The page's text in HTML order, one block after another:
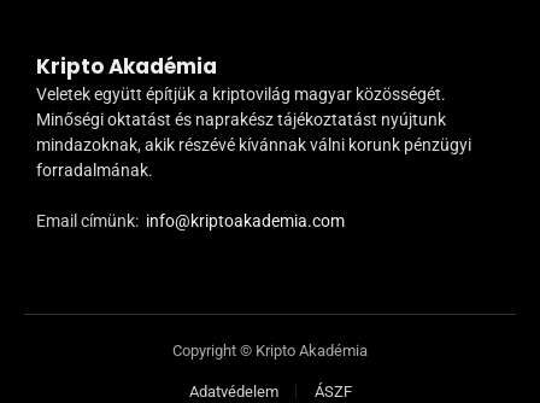
Kripto Akadémia
Veletek együtt építjük a kriptovilág magyar közösségét.
Minőségi oktatást és naprakész tájékoztatást nyújtunk
mindazoknak, akik részévé kívánnak válni korunk pénzügyi
forradalmának.
Email címünk: info@kriptoakademia.com
Copyright © Kripto Akadémia
Adatvédelem ÁSZF